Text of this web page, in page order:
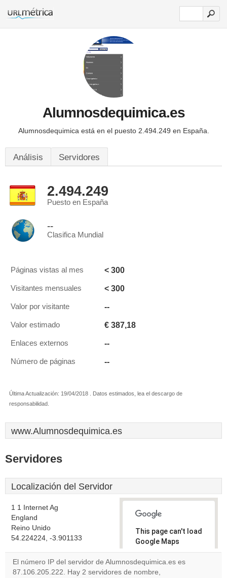
Alumnosdequimica.es
Alumnosdequimica está en el puesto 2.494.249 en España.
Análisis Servidores
2.494.249
Puesto en España
--
Clasifica Mundial
Páginas vistas al mes < 300
Visitantes mensuales < 300
Valor por visitante --
Valor estimado € 387,18
Enlaces externos --
Número de páginas --
Última Actualización: 19/04/2018 . Datos estimados, lea el descargo de
responsabilidad.
www.Alumnosdequimica.es
Servidores
Localización del Servidor
1 1 Internet Ag
England
Reino Unido
54.224224, -3.901133
This page can't load
Google Maps
correctly.
Do you
El número IP del servidor de Alumnosdequimica.es es
87.106.205.222. Hay 2 servidores de nombre,